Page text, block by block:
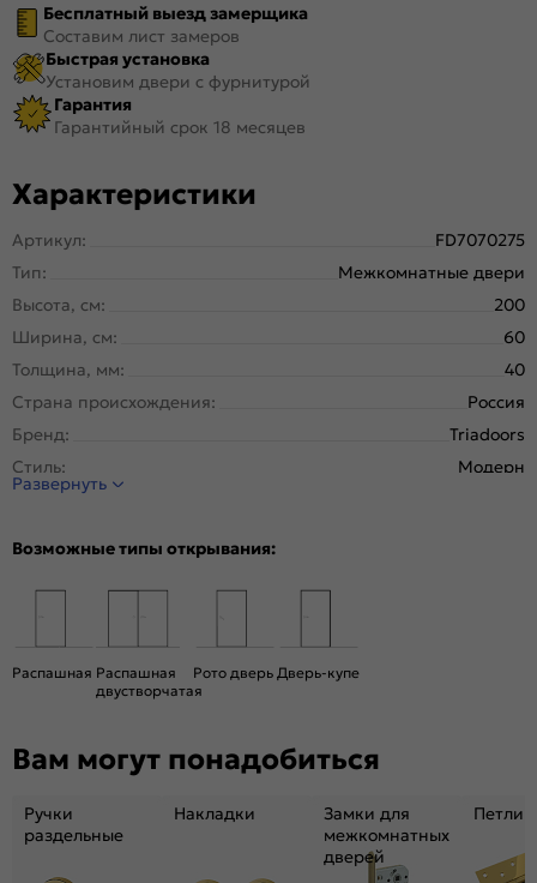
Бесплатный выезд замерщика
Составим лист замеров
Быстрая установка
Установим двери с фурнитурой
Гарантия
Гарантийный срок 18 месяцев
Характеристики
Артикул:
FD7070275
Тип:
Межкомнатные двери
Высота, см:
200
Ширина, см:
60
Толщина, мм:
40
Страна происхождения:
Россия
Бренд:
Triadoors
Стиль:
Модерн
Тип двери:
Цвет:
Дуб Винчестер трюфель
Тип коробки:
Кромка:
Алюминиевая матовый хром
гладкая, матовая
Развернуть
Возможные типы открывания:
Распашная Распашная
двустворчатая
Рото дверь Дверь-купе
Вам могут понадобиться
Ручки
раздельные
Накладки
Замки для
межкомнатных
дверей
Петли